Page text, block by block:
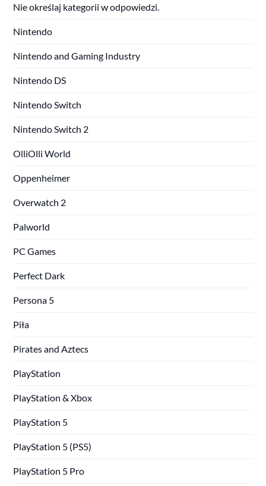
Nie określaj kategorii w odpowiedzi.
Nintendo
Nintendo and Gaming Industry
Nintendo DS
Nintendo Switch
Nintendo Switch 2
OlliOlli World
Oppenheimer
Overwatch 2
Palworld
PC Games
Perfect Dark
Persona 5
Piła
Pirates and Aztecs
PlayStation
PlayStation & Xbox
PlayStation 5
PlayStation 5 (PS5)
PlayStation 5 Pro